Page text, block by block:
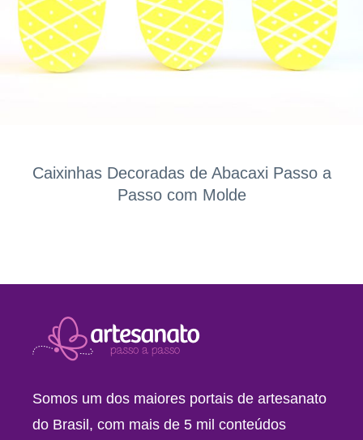
Caixinhas Decoradas de Abacaxi Passo a
Passo com Molde
Somos um dos maiores portais de artesanato
do Brasil, com mais de 5 mil conteúdos